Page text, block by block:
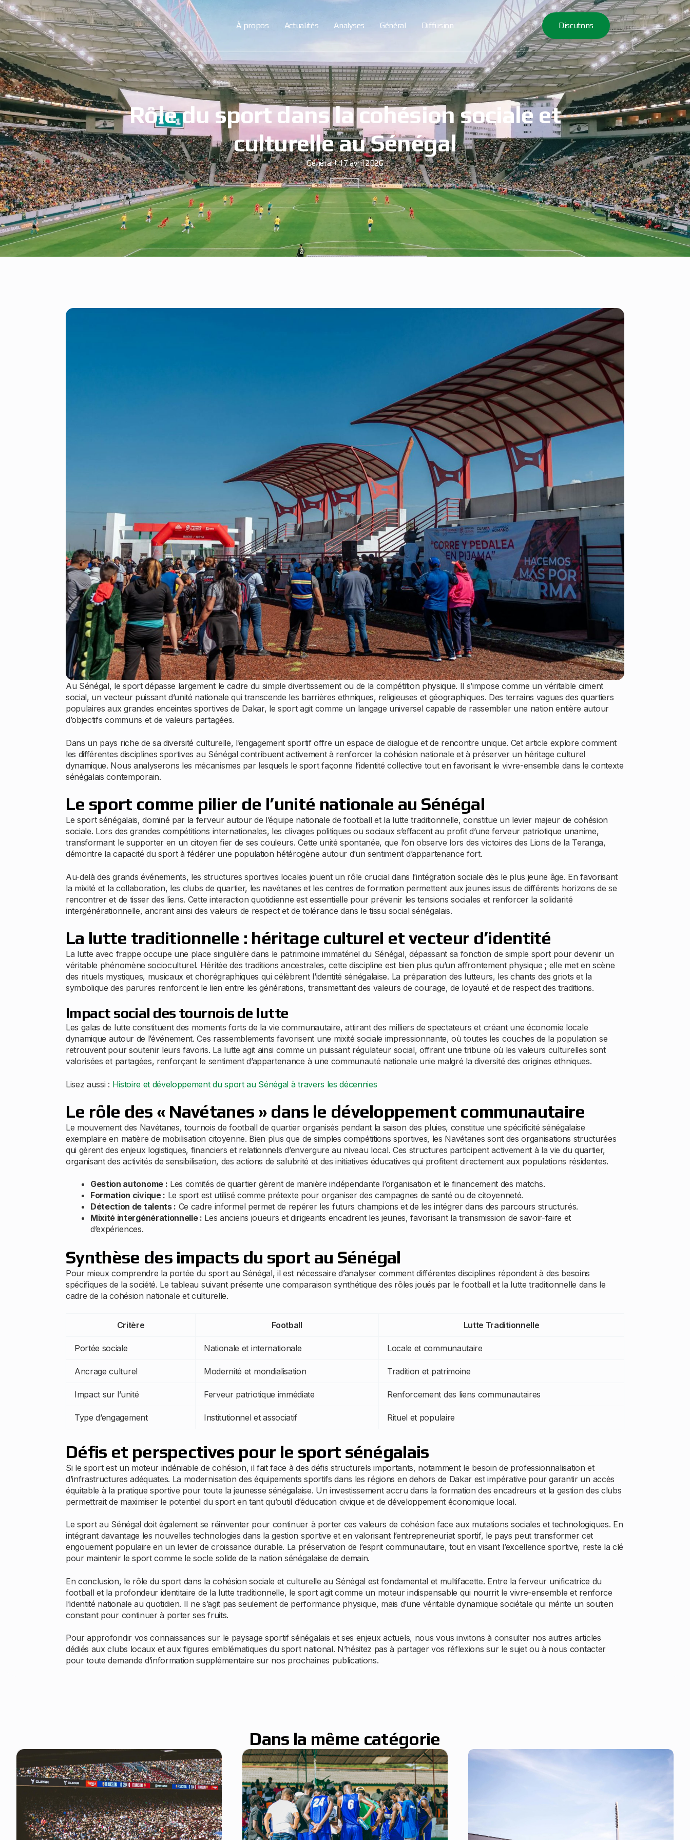
À propos Actualités Analyses Général Diffusion Discutons
Rôle du sport dans la cohésion sociale et
culturelle au Sénégal
Général 17 avril 2026
Au Sénégal, le sport dépasse largement le cadre du simple divertissement ou de la compétition physique. Il s’impose comme un véritable ciment
social, un vecteur puissant d’unité nationale qui transcende les barrières ethniques, religieuses et géographiques. Des terrains vagues des quartiers
populaires aux grandes enceintes sportives de Dakar, le sport agit comme un langage universel capable de rassembler une nation entière autour
d’objectifs communs et de valeurs partagées.
Dans un pays riche de sa diversité culturelle, l’engagement sportif offre un espace de dialogue et de rencontre unique. Cet article explore comment
les différentes disciplines sportives au Sénégal contribuent activement à renforcer la cohésion nationale et à préserver un héritage culturel
dynamique. Nous analyserons les mécanismes par lesquels le sport façonne l’identité collective tout en favorisant le vivre-ensemble dans le contexte
sénégalais contemporain.
Le sport comme pilier de l’unité nationale au Sénégal
Le sport sénégalais, dominé par la ferveur autour de l’équipe nationale de football et la lutte traditionnelle, constitue un levier majeur de cohésion
sociale. Lors des grandes compétitions internationales, les clivages politiques ou sociaux s’effacent au profit d’une ferveur patriotique unanime,
transformant le supporter en un citoyen fier de ses couleurs. Cette unité spontanée, que l’on observe lors des victoires des Lions de la Teranga,
démontre la capacité du sport à fédérer une population hétérogène autour d’un sentiment d’appartenance fort.
Au-delà des grands événements, les structures sportives locales jouent un rôle crucial dans l’intégration sociale dès le plus jeune âge. En favorisant
la mixité et la collaboration, les clubs de quartier, les navétanes et les centres de formation permettent aux jeunes issus de différents horizons de se
rencontrer et de tisser des liens. Cette interaction quotidienne est essentielle pour prévenir les tensions sociales et renforcer la solidarité
intergénérationnelle, ancrant ainsi des valeurs de respect et de tolérance dans le tissu social sénégalais.
La lutte traditionnelle : héritage culturel et vecteur d’identité
La lutte avec frappe occupe une place singulière dans le patrimoine immatériel du Sénégal, dépassant sa fonction de simple sport pour devenir un
véritable phénomène socioculturel. Héritée des traditions ancestrales, cette discipline est bien plus qu’un affrontement physique ; elle met en scène
des rituels mystiques, musicaux et chorégraphiques qui célèbrent l’identité sénégalaise. La préparation des lutteurs, les chants des griots et la
symbolique des parures renforcent le lien entre les générations, transmettant des valeurs de courage, de loyauté et de respect des traditions.
Impact social des tournois de lutte
Les galas de lutte constituent des moments forts de la vie communautaire, attirant des milliers de spectateurs et créant une économie locale
dynamique autour de l’événement. Ces rassemblements favorisent une mixité sociale impressionnante, où toutes les couches de la population se
retrouvent pour soutenir leurs favoris. La lutte agit ainsi comme un puissant régulateur social, offrant une tribune où les valeurs culturelles sont
valorisées et partagées, renforçant le sentiment d’appartenance à une communauté nationale unie malgré la diversité des origines ethniques.
Lisez aussi : Histoire et développement du sport au Sénégal à travers les décennies
Le rôle des « Navétanes » dans le développement communautaire
Le mouvement des Navétanes, tournois de football de quartier organisés pendant la saison des pluies, constitue une spécificité sénégalaise
exemplaire en matière de mobilisation citoyenne. Bien plus que de simples compétitions sportives, les Navétanes sont des organisations structurées
qui gèrent des enjeux logistiques, financiers et relationnels d’envergure au niveau local. Ces structures participent activement à la vie du quartier,
organisant des activités de sensibilisation, des actions de salubrité et des initiatives éducatives qui profitent directement aux populations résidentes.
Gestion autonome : Les comités de quartier gèrent de manière indépendante l’organisation et le financement des matchs.
Formation civique : Le sport est utilisé comme prétexte pour organiser des campagnes de santé ou de citoyenneté.
Détection de talents : Ce cadre informel permet de repérer les futurs champions et de les intégrer dans des parcours structurés.
Mixité intergénérationnelle : Les anciens joueurs et dirigeants encadrent les jeunes, favorisant la transmission de savoir-faire et
d’expériences.
Synthèse des impacts du sport au Sénégal
Pour mieux comprendre la portée du sport au Sénégal, il est nécessaire d’analyser comment différentes disciplines répondent à des besoins
spécifiques de la société. Le tableau suivant présente une comparaison synthétique des rôles joués par le football et la lutte traditionnelle dans le
cadre de la cohésion nationale et culturelle.
Critère Football Lutte Traditionnelle
Portée sociale Nationale et internationale Locale et communautaire
Ancrage culturel Modernité et mondialisation Tradition et patrimoine
Impact sur l’unité Ferveur patriotique immédiate Renforcement des liens communautaires
Type d’engagement Institutionnel et associatif Rituel et populaire
Défis et perspectives pour le sport sénégalais
Si le sport est un moteur indéniable de cohésion, il fait face à des défis structurels importants, notamment le besoin de professionnalisation et
d’infrastructures adéquates. La modernisation des équipements sportifs dans les régions en dehors de Dakar est impérative pour garantir un accès
équitable à la pratique sportive pour toute la jeunesse sénégalaise. Un investissement accru dans la formation des encadreurs et la gestion des clubs
permettrait de maximiser le potentiel du sport en tant qu’outil d’éducation civique et de développement économique local.
Le sport au Sénégal doit également se réinventer pour continuer à porter ces valeurs de cohésion face aux mutations sociales et technologiques. En
intégrant davantage les nouvelles technologies dans la gestion sportive et en valorisant l’entrepreneuriat sportif, le pays peut transformer cet
engouement populaire en un levier de croissance durable. La préservation de l’esprit communautaire, tout en visant l’excellence sportive, reste la clé
pour maintenir le sport comme le socle solide de la nation sénégalaise de demain.
En conclusion, le rôle du sport dans la cohésion sociale et culturelle au Sénégal est fondamental et multifacette. Entre la ferveur unificatrice du
football et la profondeur identitaire de la lutte traditionnelle, le sport agit comme un moteur indispensable qui nourrit le vivre-ensemble et renforce
l’identité nationale au quotidien. Il ne s’agit pas seulement de performance physique, mais d’une véritable dynamique sociétale qui mérite un soutien
constant pour continuer à porter ses fruits.
Pour approfondir vos connaissances sur le paysage sportif sénégalais et ses enjeux actuels, nous vous invitons à consulter nos autres articles
dédiés aux clubs locaux et aux figures emblématiques du sport national. N’hésitez pas à partager vos réflexions sur le sujet ou à nous contacter
pour toute demande d’information supplémentaire sur nos prochaines publications.
Dans la même catégorie